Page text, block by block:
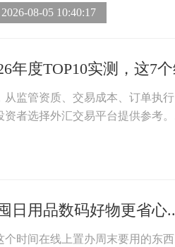
2026-08-05 10:40:17
年度TOP10实测，这7
监管资质、交易成本、订单执
者选择外汇交易平台提供参考。
日用品数码好物更省心
时间在线上置办周末要用的东